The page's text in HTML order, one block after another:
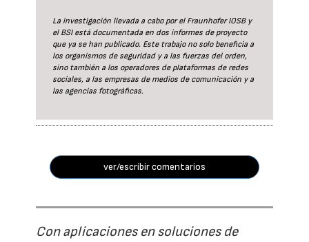
La investigación llevada a cabo por el Fraunhofer IOSB y
el BSI está documentada en dos informes de proyecto
que ya se han publicado. Este trabajo no solo beneficia a
los organismos de seguridad y a las fuerzas del orden,
sino también a los operadores de plataformas de redes
sociales, a las empresas de medios de comunicación y a
las agencias fotográficas.
ver/escribir comentarios
Con aplicaciones en soluciones de